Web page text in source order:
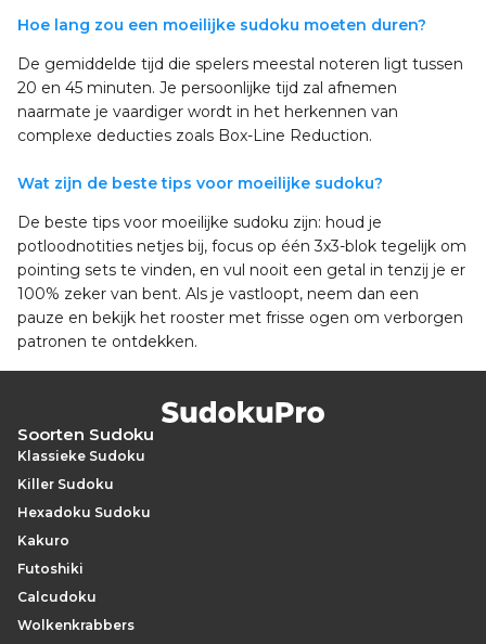
Hoe lang zou een moeilijke sudoku moeten duren?
De gemiddelde tijd die spelers meestal noteren ligt tussen
20 en 45 minuten. Je persoonlijke tijd zal afnemen
naarmate je vaardiger wordt in het herkennen van
complexe deducties zoals Box-Line Reduction.
Wat zijn de beste tips voor moeilijke sudoku?
De beste tips voor moeilijke sudoku zijn: houd je
potloodnotities netjes bij, focus op één 3x3-blok tegelijk om
pointing sets te vinden, en vul nooit een getal in tenzij je er
100% zeker van bent. Als je vastloopt, neem dan een
pauze en bekijk het rooster met frisse ogen om verborgen
patronen te ontdekken.
Soorten Sudoku
Klassieke Sudoku
Killer Sudoku
Hexadoku Sudoku
Kakuro
Futoshiki
Calcudoku
Wolkenkrabbers